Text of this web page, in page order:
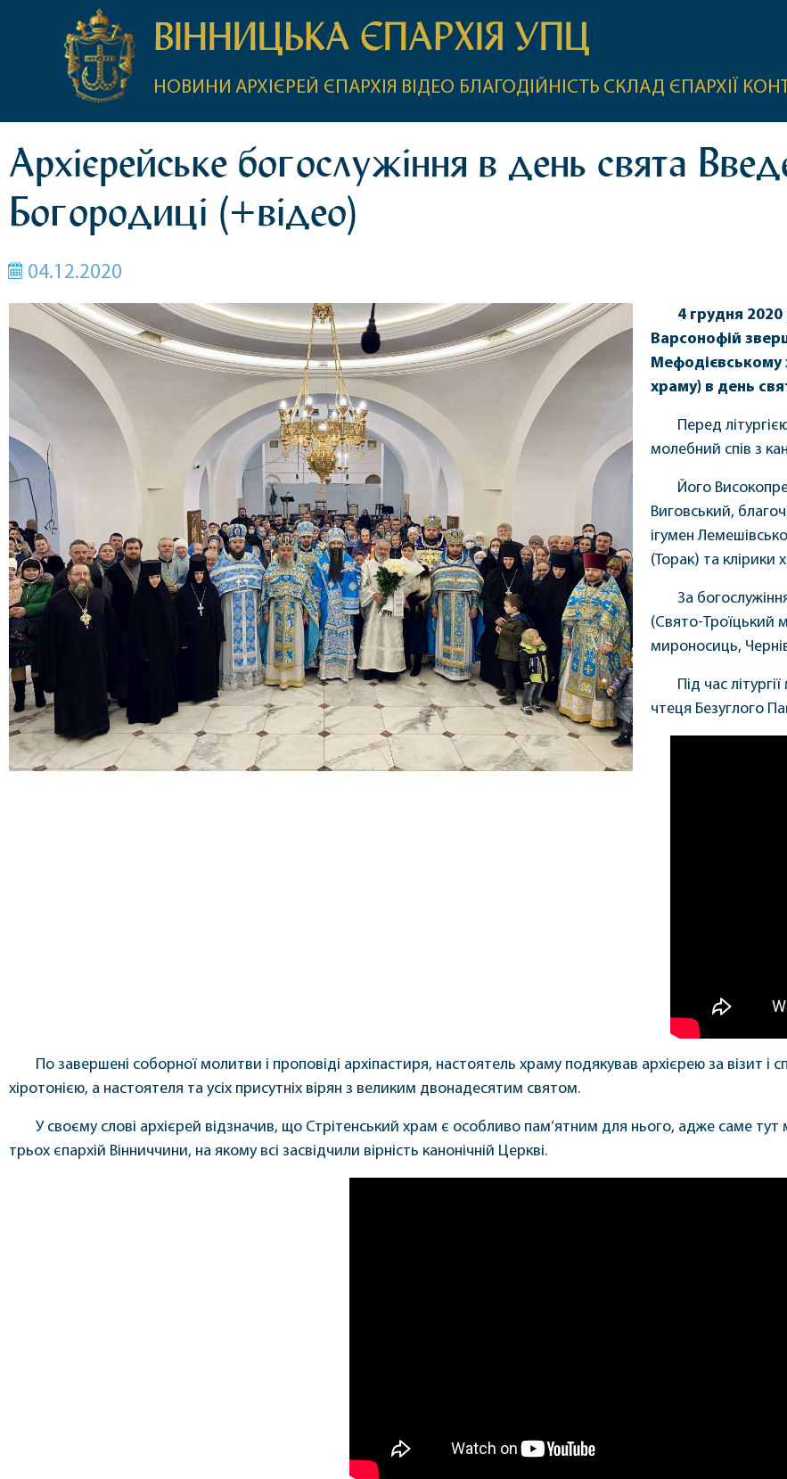
ВІННИЦЬКА ЄПАРХІЯ УПЦ
НОВИНИ АРХІЄРЕЙ ЄПАРХІЯ ВІДЕО БЛАГОДІЙНІСТЬ СКЛАД ЄПАРХІЇ
Архієрейське богослужіння в день свята
Богородиці (+відео)
04.12.2020
4 грудня
Варсонофій
Мефодієвському
храму) в день
Перед
молебний спів з
Його
Виговський,
ігумен
(Торак) та клірики
За
(Свято-Троїцький
мироносиць,
Під час
чтеця Безуглого
По завершені соборної молитви і проповіді архіпастиря, настоятель храму подякував архієрею за візит і
хіротонією, а настоятеля та усіх присутніх вірян з великим двонадесятим святом.
У своєму слові архієрей відзначив, що Стрітенський храм є особливо пам‘ятним для нього, адже саме
трьох єпархій Вінниччини, на якому всі засвідчили вірність канонічній Церкві.